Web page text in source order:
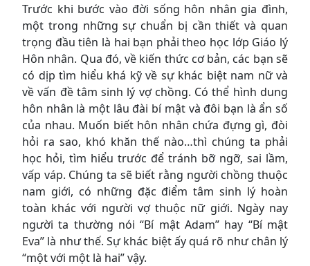
Trước khi bước vào đời sống hôn nhân gia đình,
một trong những sự chuẩn bị cần thiết và quan
trọng đầu tiên là hai bạn phải theo học lớp Giáo lý
Hôn nhân. Qua đó, về kiến thức cơ bản, các bạn sẽ
có dịp tìm hiểu khá kỹ về sự khác biệt nam nữ và
về vấn đề tâm sinh lý vợ chồng. Có thể hình dung
hôn nhân là một lâu đài bí mật và đôi bạn là ẩn số
của nhau. Muốn biết hôn nhân chứa đựng gì, đòi
hỏi ra sao, khó khăn thế nào…thì chúng ta phải
học hỏi, tìm hiểu trước để tránh bỡ ngỡ, sai lầm,
vấp váp. Chúng ta sẽ biết rằng người chồng thuộc
nam giới, có những đặc điểm tâm sinh lý hoàn
toàn khác với người vợ thuộc nữ giới. Ngày nay
người ta thường nói “Bí mật Adam” hay “Bí mật
Eva” là như thế. Sự khác biệt ấy quá rõ như chân lý
“một với một là hai” vậy.